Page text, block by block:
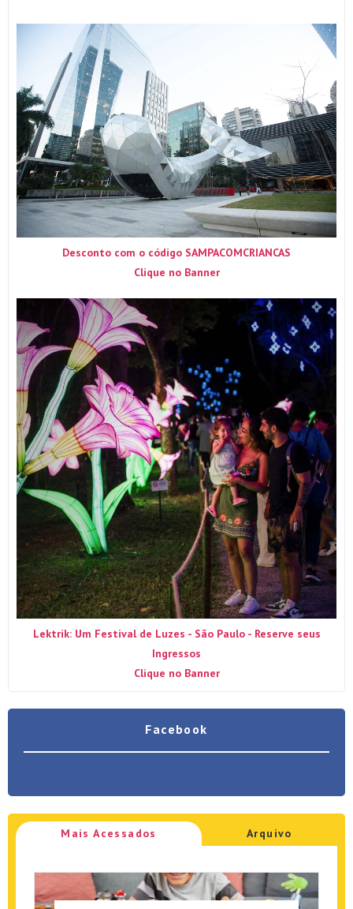
Desconto com o código SAMPACOMCRIANCAS
Clique no Banner
Lektrik: Um Festival de Luzes - São Paulo - Reserve seus
Ingressos
Clique no Banner
Facebook
Mais Acessados Arquivo